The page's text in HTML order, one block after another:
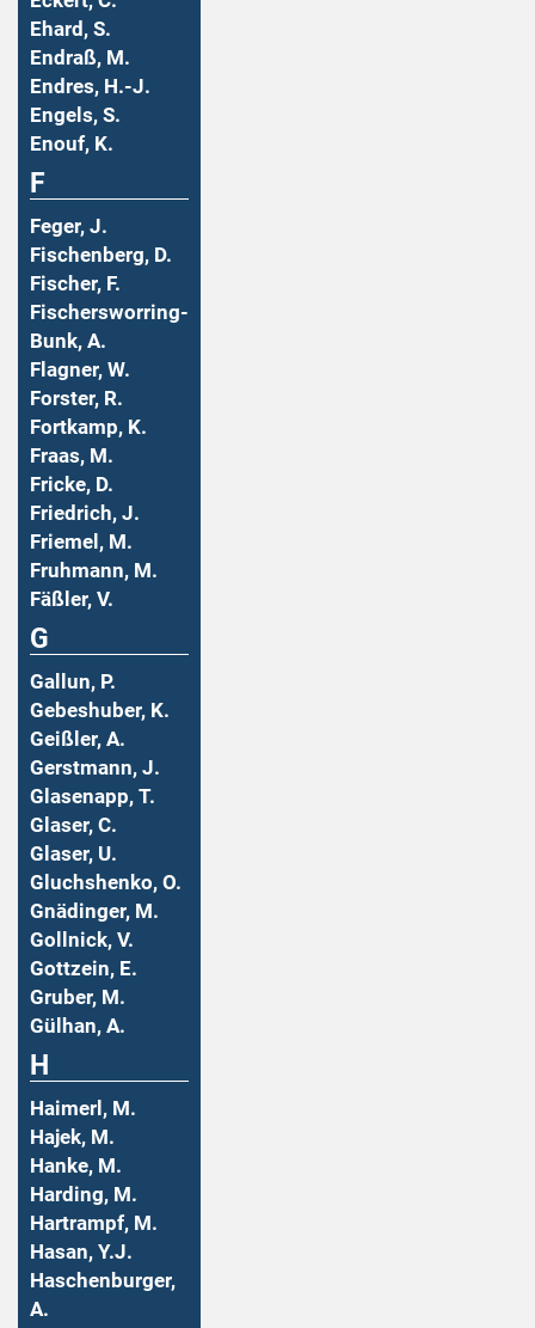
Ehard, S.
Endraß, M.
Endres, H.-J.
Engels, S.
Enouf, K.
F
Feger, J.
Fischenberg, D.
Fischer, F.
Fischersworring-
Bunk, A.
Flagner, W.
Forster, R.
Fortkamp, K.
Fraas, M.
Fricke, D.
Friedrich, J.
Friemel, M.
Fruhmann, M.
Fäßler, V.
G
Gallun, P.
Gebeshuber, K.
Geißler, A.
Gerstmann, J.
Glasenapp, T.
Glaser, C.
Glaser, U.
Gluchshenko, O.
Gnädinger, M.
Gollnick, V.
Gottzein, E.
Gruber, M.
Gülhan, A.
H
Haimerl, M.
Hajek, M.
Hanke, M.
Harding, M.
Hartrampf, M.
Hasan, Y.J.
Haschenburger,
A.